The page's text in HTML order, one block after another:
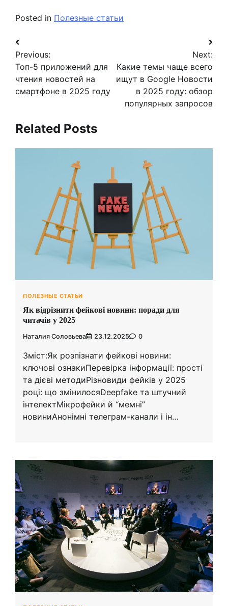
Posted in Полезные статьи
Навигация
по
записям
Previous:
Топ-5 приложений для
чтения новостей на
смартфоне в 2025 году
Next:
Какие темы чаще всего
ищут в Google Новости
в 2025 году: обзор
популярных запросов
Related Posts
ПОЛЕЗНЫЕ СТАТЬИ
Як відрізнити фейкові новини: поради для
читачів у 2025
Наталия Соловьева 23.12.2025 0
Зміст:Як розпізнати фейкові новини:
ключові ознакиПеревірка інформації: прості
та дієві методиРізновиди фейків у 2025
році: що змінилосяDeepfake та штучний
інтелектМікрофейки й “мемні”
новиниАнонімні телеграм-канали і ін…